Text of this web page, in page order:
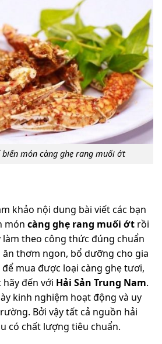
biến món càng ghẹ rang muối ớt
khảo nội dung bài viết các bạn
món càng ghẹ rang muối ớt rồi
làm theo công thức đúng chuẩn
thơm ngon, bổ dưỡng cho gia
mua được loại càng ghẹ tươi,
đến với Hải Sản Trung Nam.
kinh nghiệm hoạt động và uy
Bởi vậy tất cả nguồn hải
có chất lượng tiêu chuẩn.